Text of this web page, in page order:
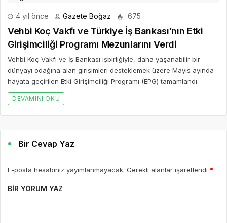
4 yıl önce Gazete Boğaz 675
Vehbi Koç Vakfı ve Türkiye İş Bankası’nın Etki
Girişimciliği Programı Mezunlarını Verdi
Vehbi Koç Vakfı ve İş Bankası işbirliğiyle, daha yaşanabilir bir
dünyayı odağına alan girişimleri desteklemek üzere Mayıs ayında
hayata geçirilen Etki Girişimciliği Programı (EPG) tamamlandı.
DEVAMINI OKU
Bir Cevap Yaz
E-posta hesabınız yayımlanmayacak. Gerekli alanlar işaretlendi *
BIR YORUM YAZ